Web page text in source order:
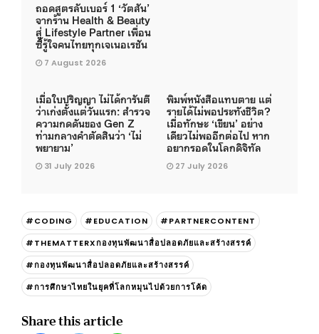
ถอดสูตรลับเบอร์ 1 ‘วัตสัน’
จากร้าน Health & Beauty
สู่ Lifestyle Partner เพื่อน
ซี้รู้ใจคนไทยทุกเจเนอเรชัน
7 August 2026
เมื่อใบปริญญา ไม่ได้การันตี
ว่าเก่งตั้งแต่วันแรก: สำรวจ
ความกดดันของ Gen Z
ท่ามกลางคำตัดสินว่า ‘ไม่
พยายาม’
31 July 2026
พิมพ์หนังสือแทบตาย แต่
รายได้ไม่พอประทังชีวิต?
เมื่อทักษะ ‘เขียน’ อย่าง
เดียวไม่พออีกต่อไป หาก
อยากรอดในโลกดิจิทัล
27 July 2026
#CODING #EDUCATION
#PARTNERCONTENT
#THEMATTERXกองทุนพัฒนาสื่อปลอดภัยและสร้างสรรค์
#กองทุนพัฒนาสื่อปลอดภัยและสร้างสรรค์
#การศึกษาไทยในยุคที่โลกหมุนไปด้วยการโค้ด
Share this article